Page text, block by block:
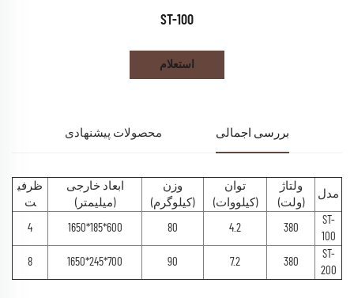
ST-100
استعلام
بررسی اجمالی محصولات پیشنهادی
مدل
ولتاژ
(ولت)
توان
(کیلووات)
وزن
(کیلوگرم)
ابعاد خارجی
(میلیمتر)
ظرفی
ت
ST-
100
380
4.2
80
600*185*1650
4
ST-
200
380
7.2
90
700*245*1650
8